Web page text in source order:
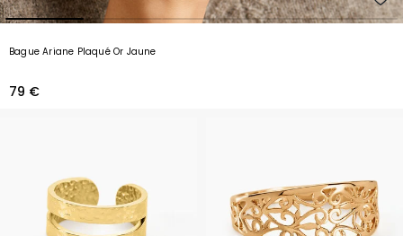
Bague Ariane Plaqué Or Jaune
79 €